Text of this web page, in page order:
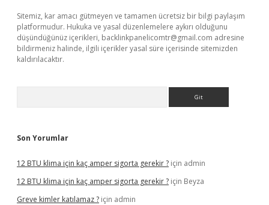
Sitemiz, kar amacı gütmeyen ve tamamen ücretsiz bir bilgi paylaşım
platformudur. Hukuka ve yasal düzenlemelere aykırı olduğunu
düşündüğünüz içerikleri, backlinkpanelicomtr@gmail.com adresine
bildirmeniz halinde, ilgili içerikler yasal süre içerisinde sitemizden
kaldırılacaktır.
Son Yorumlar
12 BTU klima için kaç amper sigorta gerekir ? için admin
12 BTU klima için kaç amper sigorta gerekir ? için Beyza
Greve kimler katılamaz ? için admin